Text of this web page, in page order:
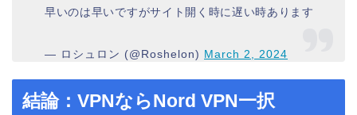
早いのは早いですがサイト開く時に遅い時あります
— ロシュロン (@Roshelon) March 2, 2024
結論：VPNならNord VPN一択